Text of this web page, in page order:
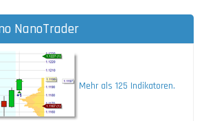
NanoTrader
Mehr als 125 Indikatoren.